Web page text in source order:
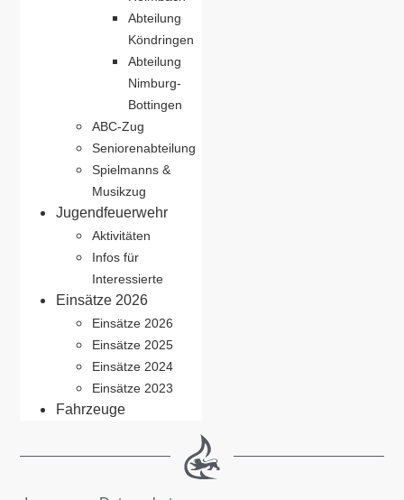
Abteilung
Köndringen
Abteilung
Nimburg-
Bottingen
ABC-Zug
Seniorenabteilung
Spielmanns &
Musikzug
Jugendfeuerwehr
Aktivitäten
Infos für
Interessierte
Einsätze 2026
Einsätze 2026
Einsätze 2025
Einsätze 2024
Einsätze 2023
Fahrzeuge